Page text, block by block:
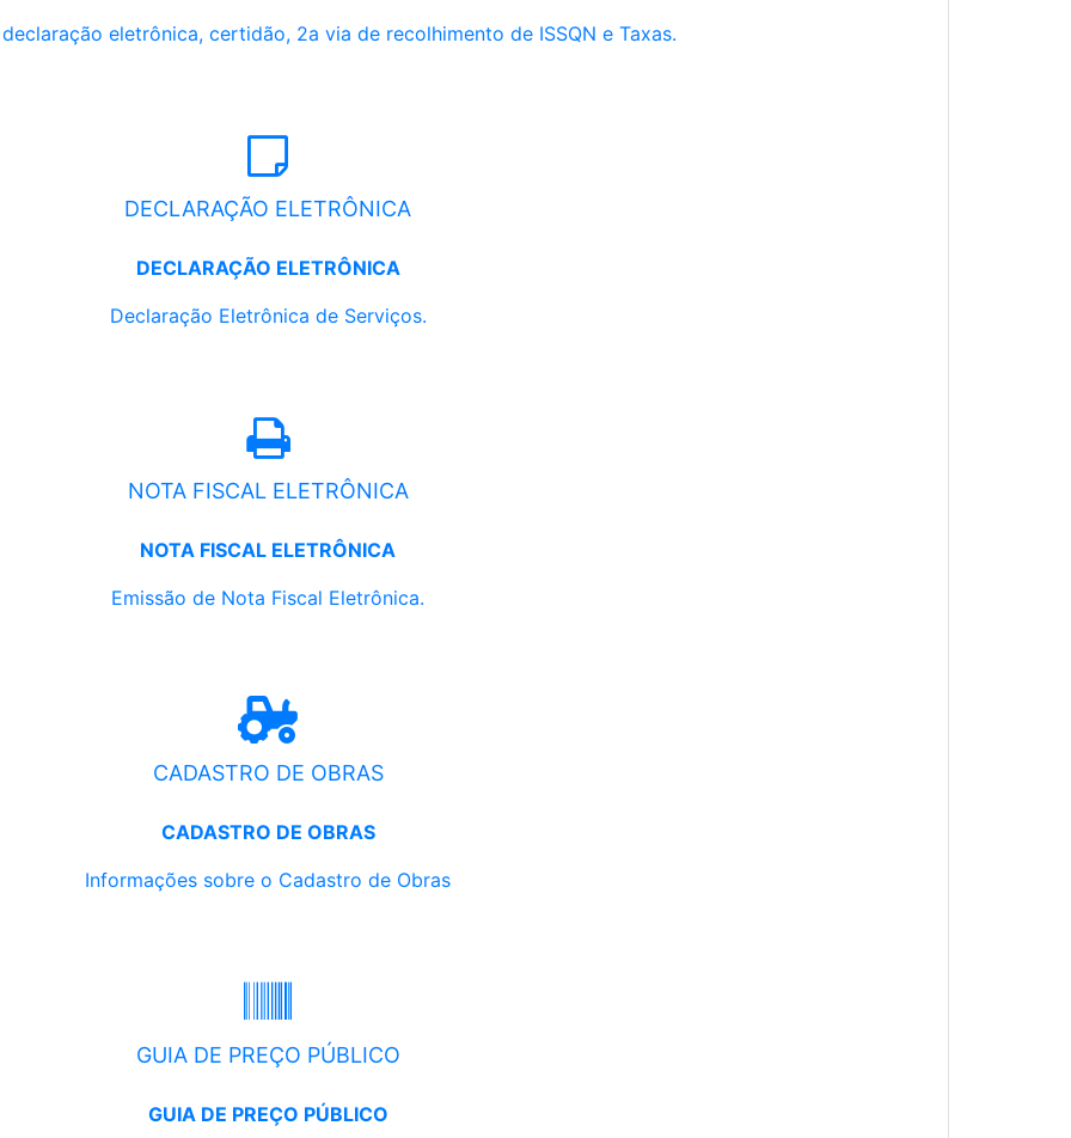
eletrônica, certidão, 2a via de recolhimento de ISSQN e Taxas.
DECLARAÇÃO ELETRÔNICA
DECLARAÇÃO ELETRÔNICA
Declaração Eletrônica de Serviços.
NOTA FISCAL ELETRÔNICA
NOTA FISCAL ELETRÔNICA
Emissão de Nota Fiscal Eletrônica.
CADASTRO DE OBRAS
CADASTRO DE OBRAS
Informações sobre o Cadastro de Obras
GUIA DE PREÇO PÚBLICO
GUIA DE PREÇO PÚBLICO